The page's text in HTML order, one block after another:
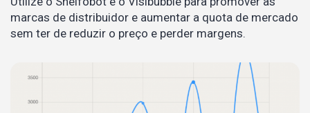
marcas de distribuidor e aumentar a quota de mercado
sem ter de reduzir o preço e perder margens.